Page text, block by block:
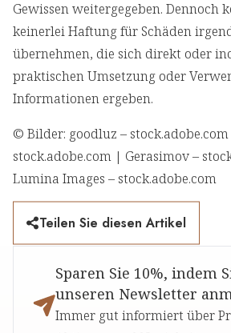
Gewissen weitergegeben. Dennoch
keinerlei Haftung für Schäden
übernehmen, die sich direkt oder
praktischen Umsetzung oder
Informationen ergeben.
© Bilder: goodluz –
stock.adobe.com | Gerasimov –
Lumina Images – stock.adobe.com
Teilen Sie diesen Artikel
Sparen Sie 10%, indem
unseren Newsletter
Immer gut informiert über